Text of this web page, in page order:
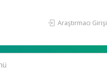
Araştırmacı Girişi